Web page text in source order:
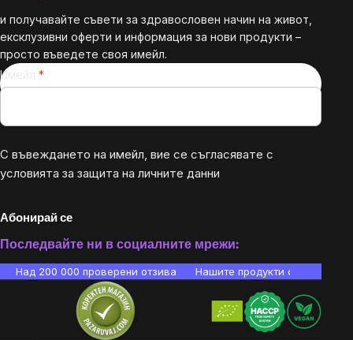
и получавайте съвети за здравословен начин на живот,
ексклузивни оферти и информация за нови продукти –
просто въведете своя имейл.
Имейл
С въвеждането на имейл, вие се съгласявате с
условията за защита на личните данни
Абонирай се
Последвайте ни в социалните мрежи:
Над 200 000 проверени отзива Нашите продукти са